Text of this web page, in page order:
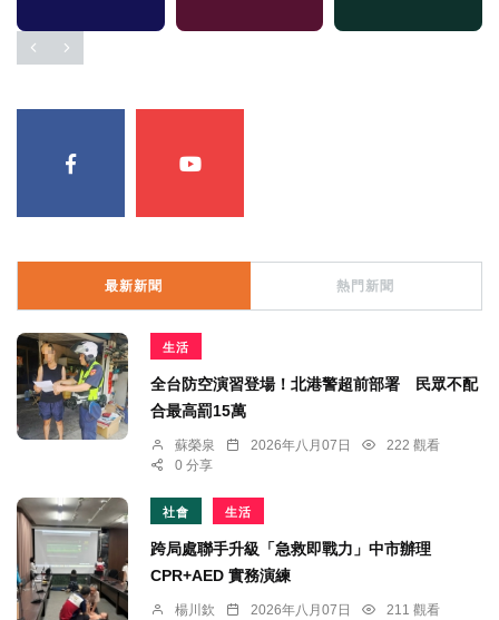
最新新聞 熱門新聞
生活
全台防空演習登場！北港警超前部署 民眾不配
合最高罰15萬
蘇榮泉 2026年八月07日
222 觀看
0 分享
社會 生活
跨局處聯手升級「急救即戰力」中市辦理
CPR+AED 實務演練
楊川欽 2026年八月07日
211 觀看